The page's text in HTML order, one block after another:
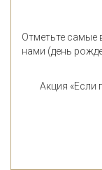
Отметьте самые
нами (день
Акция «Если